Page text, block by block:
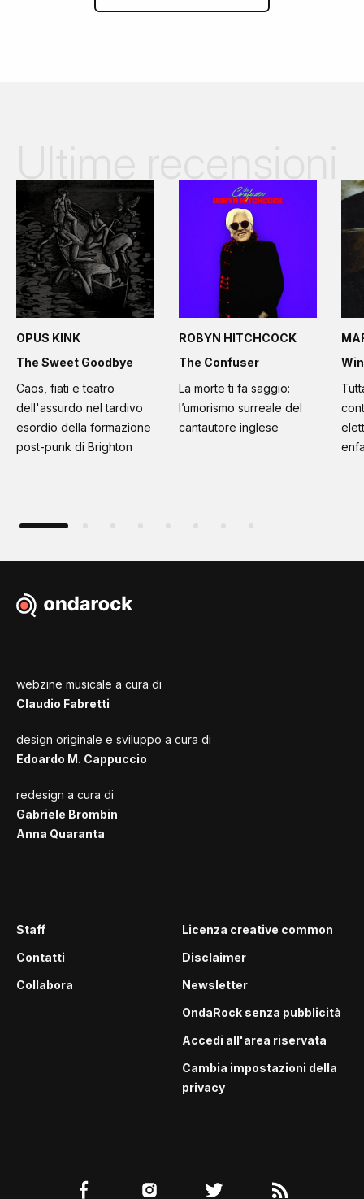
OPUS KINK
The Sweet Goodbye
Caos, fiati e teatro
dell'assurdo nel tardivo
esordio della formazione
post-punk di Brighton
ROBYN HITCHCOCK
The Confuser
La morte ti fa saggio:
l’umorismo surreale del
cantautore inglese
webzine musicale a cura di
Claudio Fabretti
design originale e sviluppo a cura di
Edoardo M. Cappuccio
redesign a cura di
Gabriele Brombin
Anna Quaranta
Staff
Contatti
Collabora
Licenza creative common
Disclaimer
Newsletter
OndaRock senza pubblicità
Accedi all'area riservata
Cambia impostazioni della
privacy